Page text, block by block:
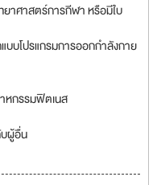
ศาสตร์การกีฬา หรือมีใบ
บโปรแกรมการออกกำลังกาย
หกรรมฟิตเนส
ผู้อื่น